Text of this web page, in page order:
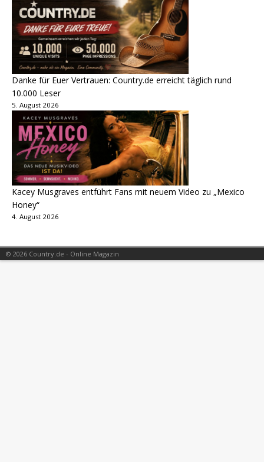
Danke für Euer Vertrauen: Country.de erreicht täglich rund
10.000 Leser
5. August 2026
Kacey Musgraves entführt Fans mit neuem Video zu „Mexico
Honey“
4. August 2026
© 2026 Country.de - Online Magazin